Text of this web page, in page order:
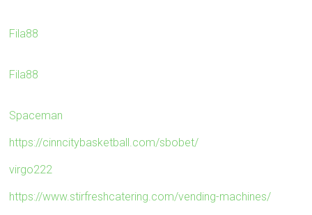
Fila88
Fila88
Spaceman
https://cinncitybasketball.com/sbobet/
virgo222
https://www.stirfreshcatering.com/vending-machines/